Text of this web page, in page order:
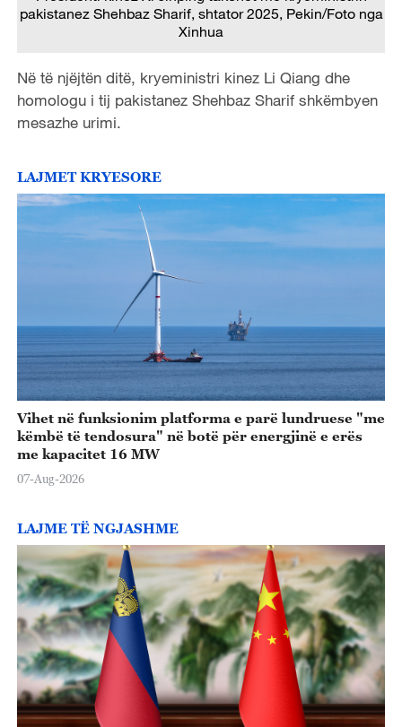
pakistanez Shehbaz Sharif, shtator 2025, Pekin/Foto nga
Xinhua
Në të njëjtën ditë, kryeministri kinez Li Qiang dhe
homologu i tij pakistanez Shehbaz Sharif shkëmbyen
mesazhe urimi.
LAJMET KRYESORE
Vihet në funksionim platforma e parë lundruese "me
këmbë të tendosura" në botë për energjinë e erës
me kapacitet 16 MW
07-Aug-2026
LAJME TË NGJASHME